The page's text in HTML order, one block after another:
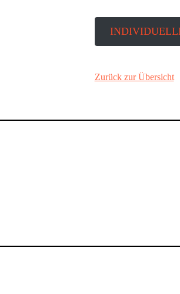
Zurück zur Übersicht